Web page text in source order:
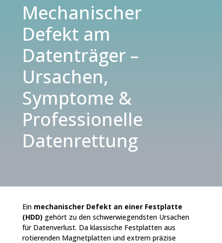
Mechanischer
Defekt am
Datenträger –
Ursachen,
Symptome &
Professionelle
Datenrettung
Ein mechanischer Defekt an einer Festplatte
(HDD) gehört zu den schwerwiegendsten Ursachen
für Datenverlust. Da klassische Festplatten aus
rotierenden Magnetplatten und extrem präzise